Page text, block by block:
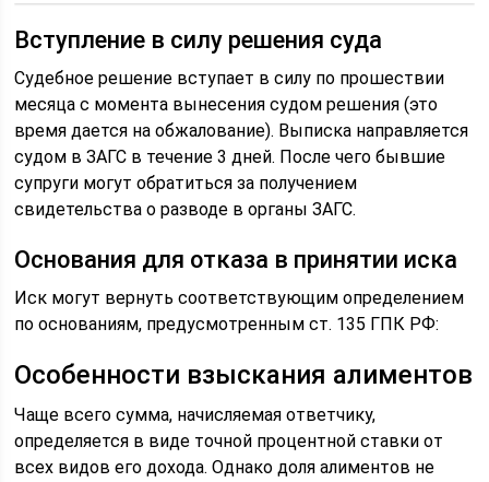
Вступление в силу решения суда
Судебное решение вступает в силу по прошествии
месяца с момента вынесения судом решения (это
время дается на обжалование). Выписка направляется
судом в ЗАГС в течение 3 дней. После чего бывшие
супруги могут обратиться за получением
свидетельства о разводе в органы ЗАГС.
Основания для отказа в принятии иска
Иск могут вернуть соответствующим определением
по основаниям, предусмотренным ст. 135 ГПК РФ:
Особенности взыскания алиментов
Чаще всего сумма, начисляемая ответчику,
определяется в виде точной процентной ставки от
всех видов его дохода. Однако доля алиментов не